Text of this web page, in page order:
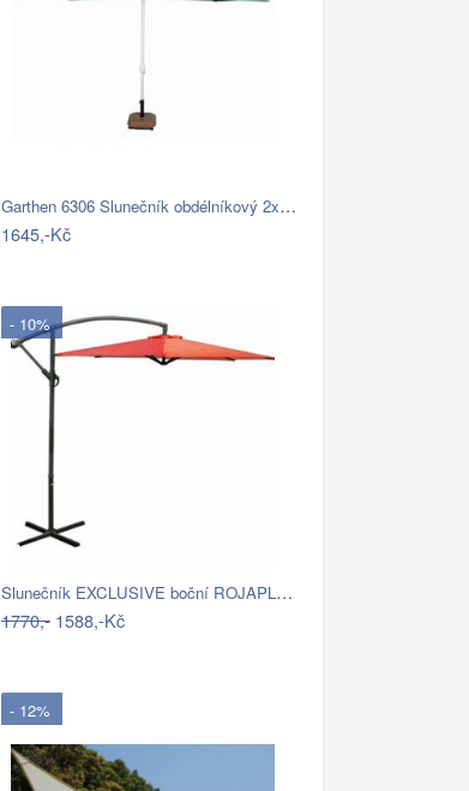
Garthen 6306 Slunečník obdélníkový 2x3…
1645,-Kč
- 10%
Slunečník EXCLUSIVE boční ROJAPLAST
1770,- 1588,-Kč
- 12%